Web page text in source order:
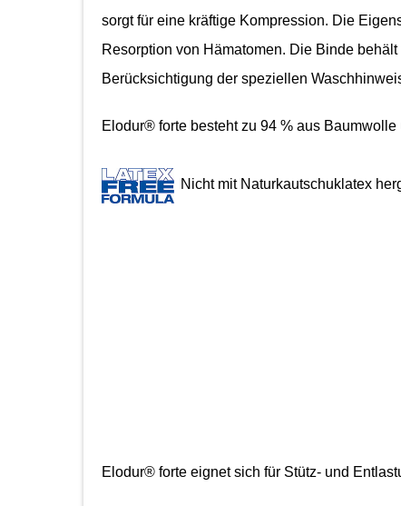
sorgt für eine kräftige Kompression. Die
Resorption von Hämatomen. Die Binde
Berücksichtigung der speziellen
Elodur® forte besteht zu 94 % aus
Nicht mit Naturkautschuklatex
Elodur® forte eignet sich für Stütz- und